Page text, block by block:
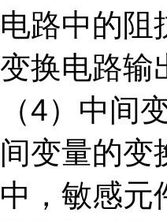
电路中的阻
变换电路输
（4）中间
间变量的变
中，敏感元